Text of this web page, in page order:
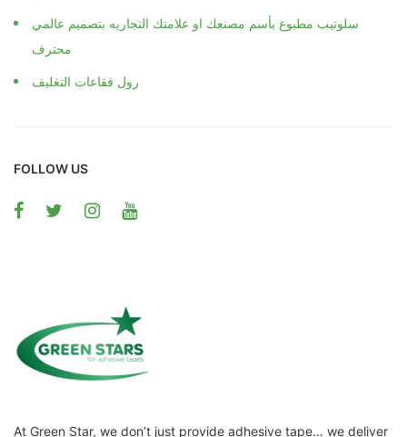
سلوتيب مطبوع بأسم مصنعك او علامتك التجاريه بتصميم عالمي
محترف
رول فقاعات التغليف
FOLLOW US
At Green Star, we don’t just provide adhesive tape… we deliver